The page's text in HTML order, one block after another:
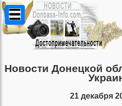
Новости Донецкой
21 декабря